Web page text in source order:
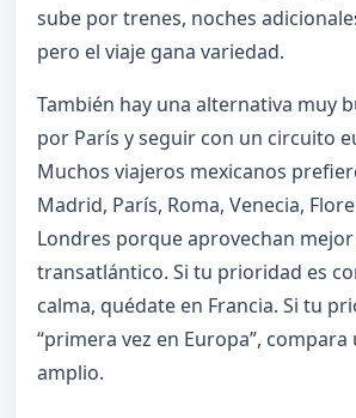
sube por trenes, noches
pero el viaje gana variedad.
También hay una alternativa muy
por París y seguir con un circuito
Muchos viajeros mexicanos
Madrid, París, Roma, Venecia,
Londres porque aprovechan
transatlántico. Si tu prioridad es
calma, quédate en Francia. Si tu
“primera vez en Europa”,
amplio.